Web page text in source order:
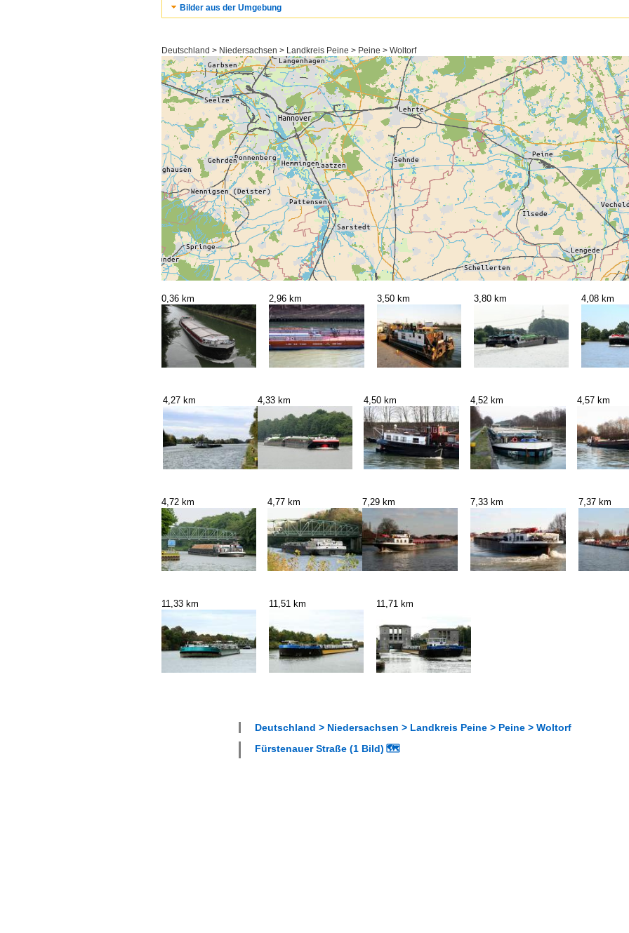
Bilder aus der Umgebung
Deutschland > Niedersachsen > Landkreis Peine > Peine > Woltorf
0,36 km 2,96 km 3,50 km 3,80 km 4,08 km
4,27 km 4,33 km 4,50 km 4,52 km 4,57 km
4,72 km 4,77 km 7,29 km 7,33 km 7,37 km
11,33 km 11,51 km 11,71 km
Deutschland > Niedersachsen > Landkreis Peine > Peine > Woltorf
Fürstenauer Straße (1 Bild) 🗺